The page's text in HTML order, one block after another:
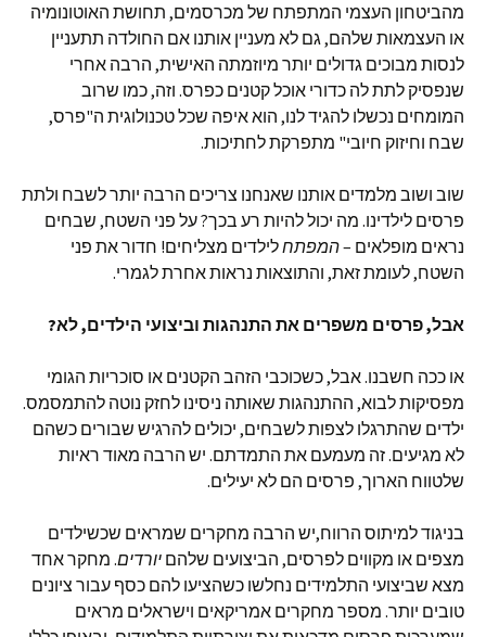
מהביטחון העצמי המתפתח של מכרסמים, תחושת האוטונומיה
או העצמאות שלהם, גם לא מעניין אותנו אם החולדה תתעניין
לנסות מבוכים גדולים יותר מיוזמתה האישית, הרבה אחרי
שנפסיק לתת לה כדורי אוכל קטנים כפרס. וזה, כמו שרוב
המומחים נכשלו להגיד לנו, הוא איפה שכל טכנולוגית ה"פרס,
שבח וחיזוק חיובי" מתפרקת לחתיכות.
שוב ושוב מלמדים אותנו שאנחנו צריכים הרבה יותר לשבח ולתת
פרסים לילדינו. מה יכול להיות רע בכך? על פני השטח, שבחים
נראים מופלאים –המפתחלילדים מצליחים! חדור את פני
השטח, לעומת זאת, והתוצאות נראות אחרת לגמרי.
אבל, פרסים משפרים את התנהגות וביצועי הילדים, לא?
או ככה חשבנו. אבל, כשכוכבי הזהב הקטנים או סוכריות הגומי
מפסיקות לבוא, ההתנהגות שאותה ניסינו לחזק נוטה להתמסמס.
ילדים שהתרגלו לצפות לשבחים, יכולים להרגיש שבורים כשהם
לא מגיעים. זה מעמעם את התמדתם. יש הרבה מאוד ראיות
שלטווח הארוך, פרסים הם לא יעילים.
בניגוד למיתוס הרווח,יש הרבה מחקרים שמראים שכשילדים
מצפים או מקווים לפרסים, הביצועים שלהם יורדים. מחקר אחד
מצא שביצועי התלמידים נחלשו כשהציעו להם כסף עבור ציונים
טובים יותר. מספר מחקרים אמריקאים וישראלים מראים